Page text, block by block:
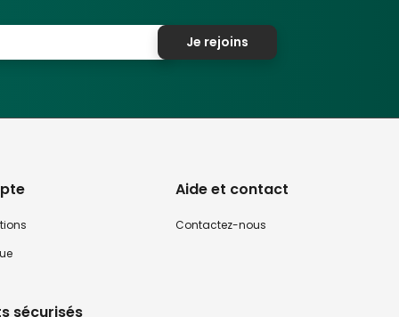
Je rejoins
sécurisés
Aide et contact
Contactez-nous